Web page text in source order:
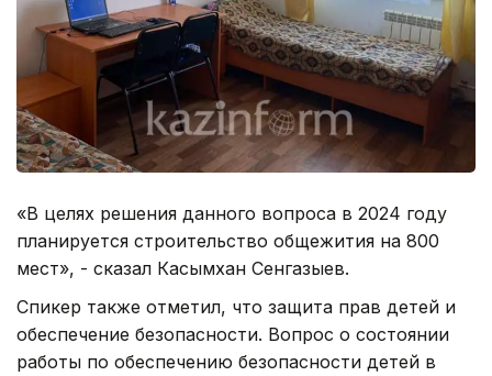
«В целях решения данного вопроса в 2024 году
планируется строительство общежития на 800
мест», - сказал Касымхан Сенгазыев.
Спикер также отметил, что защита прав детей и
обеспечение безопасности. Вопрос о состоянии
работы по обеспечению безопасности детей в